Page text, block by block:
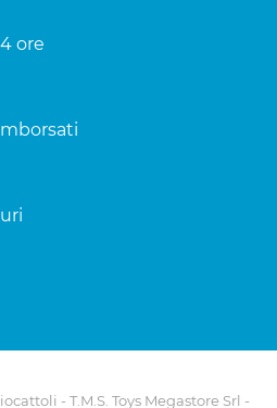
ore
- T.M.S. Toys Megastore Srl -